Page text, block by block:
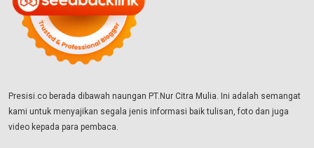
Presisi.co berada dibawah naungan PT.Nur Citra Mulia. Ini adalah semangat
kami untuk menyajikan segala jenis informasi baik tulisan, foto dan juga
video kepada para pembaca.